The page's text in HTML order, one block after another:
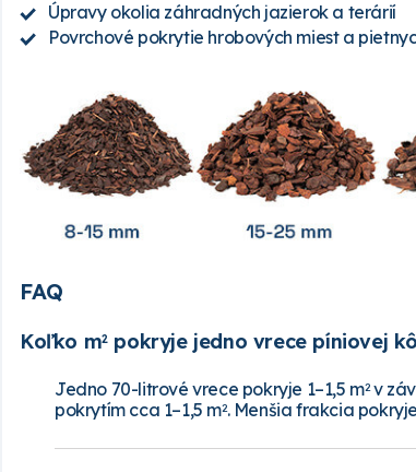
Úpravy okolia záhradných jazierok a terárií
Povrchové pokrytie hrobových miest a
FAQ
Koľko m2pokryje jedno vrece píniovej
Jedno 70-litrové vrece pokryje 1–1,5 m2v
pokrytím cca 1–1,5 m2. Menšia frakcia